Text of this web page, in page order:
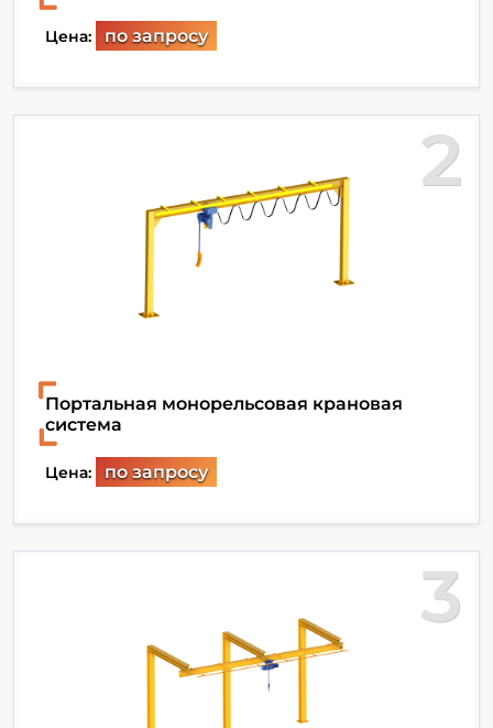
Цена: по запросу
2
Портальная монорельсовая крановая
система
Цена: по запросу
3